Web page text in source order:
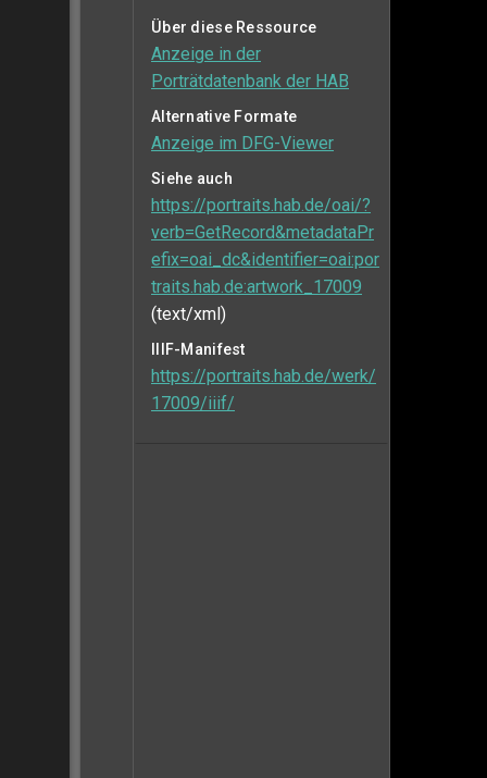
Über diese Ressource
Anzeige in der
Porträtdatenbank der HAB
Alternative Formate
Anzeige im DFG-Viewer
Siehe auch
https://portraits.hab.de/oai/?
verb=GetRecord&metadataPr
efix=oai_dc&identifier=oai:por
traits.hab.de:artwork_17009
(text/xml)
IIIF-Manifest
https://portraits.hab.de/werk/
17009/iiif/